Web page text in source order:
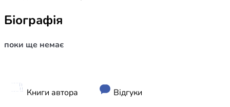
Біографія
поки ще немає
Книги автора Відгуки